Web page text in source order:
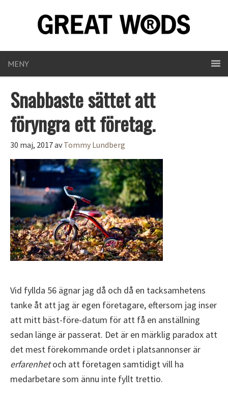
MENY
Snabbaste sättet att
föryngra ett företag.
30 maj, 2017avTommy Lundberg
Vid fyllda 56 ägnar jag då och då en tacksamhetens
tanke åt att jag är egen företagare, eftersom jag inser
att mitt bäst-före-datum för att få en anställning
sedan länge är passerat. Det är en märklig paradox att
det mest förekommande ordet i platsannonser är
erfarenhetoch att företagen samtidigt vill ha
medarbetare som ännu inte fyllt trettio.